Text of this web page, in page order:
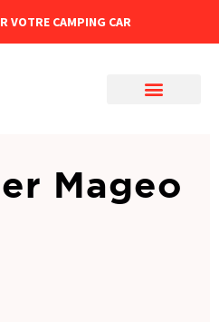
VOTRE CAMPING CAR
Mageo